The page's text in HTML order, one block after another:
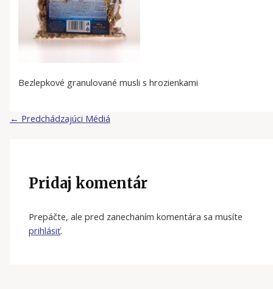
Bezlepkové granulované musli s hrozienkami
← Predchádzajúci Médiá
Pridaj komentár
Prepáčte, ale pred zanechaním komentára sa musíte
prihlásiť.